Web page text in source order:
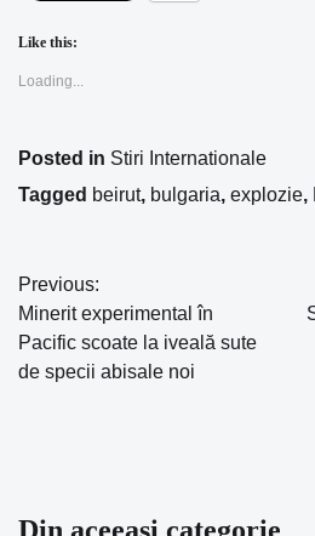
Like this:
Loading...
Posted in Stiri Internationale
Tagged beirut, bulgaria, explozie,
Navigare
în
articole
Previous:
Minerit experimental în
Pacific scoate la iveală sute
de specii abisale noi